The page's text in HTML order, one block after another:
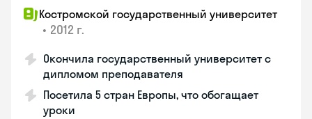
Костромской государственный университет
• 2012 г.
Окончила государственный университет с
дипломом преподавателя
Посетила 5 стран Европы, что обогащает
уроки